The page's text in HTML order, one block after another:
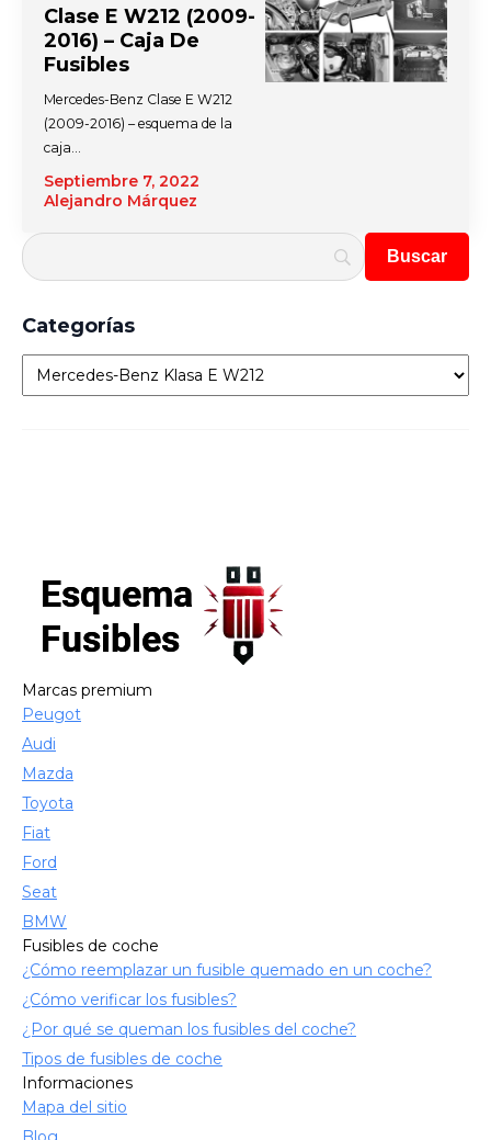
Clase E W212 (2009-
2016) – Caja De
Fusibles
Septiembre 7, 2022
Alejandro Márquez
Mercedes-Benz Clase E W212
(2009-2016) – esquema de la
caja…
Categorías
Categorías
Marcas premium
Peugot
Audi
Mazda
Toyota
Fiat
Ford
Seat
BMW
Fusibles de coche
¿Cómo reemplazar un fusible quemado en un coche?
¿Cómo verificar los fusibles?
¿Por qué se queman los fusibles del coche?
Tipos de fusibles de coche
Informaciones
Mapa del sitio